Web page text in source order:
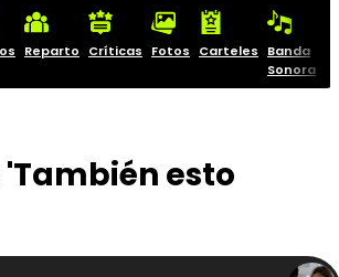
Reparto Críticas Fotos Carteles
Banda
Sonora
'También esto